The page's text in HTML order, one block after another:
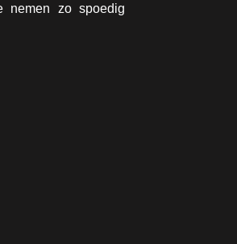
nemen zo spoedig